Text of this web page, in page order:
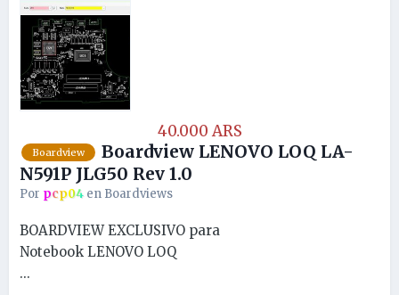
40.000 ARS
Boardview
Boardview LENOVO LOQ LA-
N591P JLG50 Rev 1.0
Por pcp04 en Boardviews
BOARDVIEW EXCLUSIVO para
Notebook LENOVO LOQ
...